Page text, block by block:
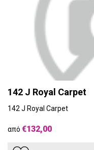
142 J Royal Carpet
142 J Royal Carpet
από €132,00